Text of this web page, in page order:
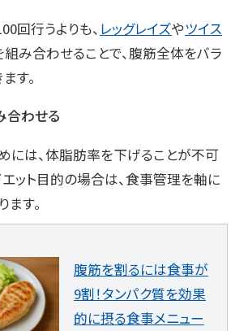
回行うよりも、 レッグレイズやツイス
組み合わせることで、腹筋全体をバラ
す。
合わせる
には、体脂肪率を下げることが不可
エット目的の場合は、食事管理を軸に
す。
腹筋を割るには食事が
9割！タンパク質を効果
的に摂る食事メニュー